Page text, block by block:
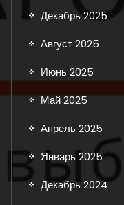
Декабрь 2025
Август 2025
Июнь 2025
Май 2025
Апрель 2025
Январь 2025
Декабрь 2024